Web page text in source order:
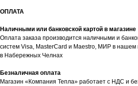
ОПЛАТА
Наличными или банковской картой в магазине
Оплата заказа производится наличными и
систем Visa, MasterCard и Maestro, МИР в нашем
в Набережных Челнах
Безналичная оплата
Магазин «Компания Тепла» работает с НДС и